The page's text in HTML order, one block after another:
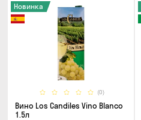
(0)
Новинка
Вино Los Candiles Vino Blanco
1.5л